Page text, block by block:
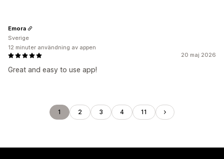
20 maj 2026
Great and easy to use app!
Emora
Sverige
12 minuter användning av appen
1 2 3 4 11